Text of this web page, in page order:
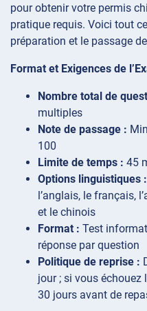
pour obtenir votre permis
pratique requis. Voici tout
préparation et le passage
Format et Exigences de
Nombre total de
multiples
Note de passage :
100
Limite de temps : 45
Options linguistiques :
l’anglais, le français,
et le chinois
Format : Test
réponse par question
Politique de reprise :
jour ; si vous échouez
30 jours avant de